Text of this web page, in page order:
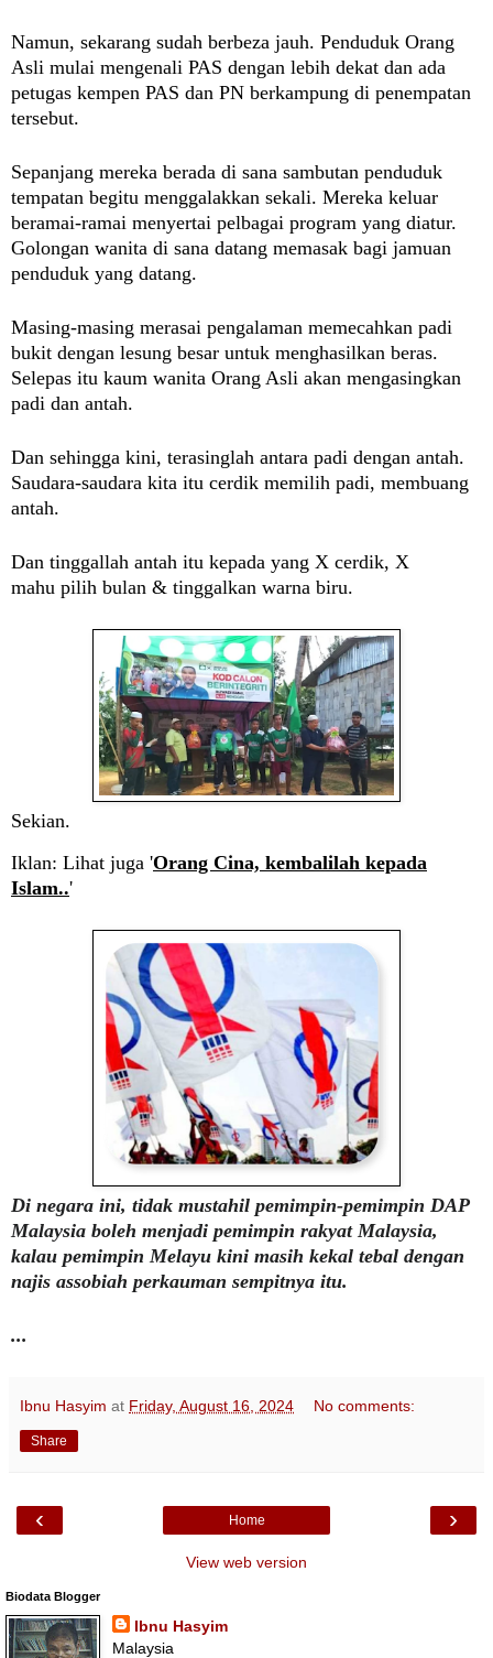
Namun, sekarang sudah berbeza jauh. Penduduk Orang
Asli mulai mengenali PAS dengan lebih dekat dan ada
petugas kempen PAS dan PN berkampung di penempatan
tersebut.
Sepanjang mereka berada di sana sambutan penduduk
tempatan begitu menggalakkan sekali. Mereka keluar
beramai-ramai menyertai pelbagai program yang diatur.
Golongan wanita di sana datang memasak bagi jamuan
penduduk yang datang.
Masing-masing merasai pengalaman memecahkan padi
bukit dengan lesung besar untuk menghasilkan beras.
Selepas itu kaum wanita Orang Asli akan mengasingkan
padi dan antah.
Dan sehingga kini, terasinglah antara padi dengan antah.
Saudara-saudara kita itu cerdik memilih padi, membuang
antah.
Dan tinggallah antah itu kepada yang X cerdik, X
mahu pilih bulan & tinggalkan warna biru.
Sekian.
Iklan: Lihat juga 'Orang Cina, kembalilah kepada
Islam..'
Di negara ini, tidak mustahil pemimpin-pemimpin DAP
Malaysia boleh menjadi pemimpin rakyat Malaysia,
kalau pemimpin Melayu kini masih kekal tebal dengan
najis assobiah perkauman sempitnya itu.
...
Ibnu Hasyim at Friday, August 16, 2024 No comments:
Share
‹ ›
Home
View web version
Biodata Blogger
Ibnu Hasyim
Malaysia